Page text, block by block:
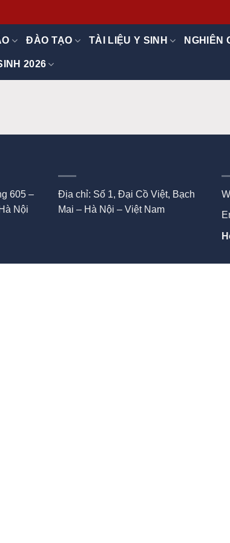
ĐÀO TẠO TÀI LIỆU Y SINH NGHIÊN
2026
605 –
Nội
Địa chỉ: Số 1, Đại Cồ Việt, Bạch
Mai – Hà Nội – Việt Nam